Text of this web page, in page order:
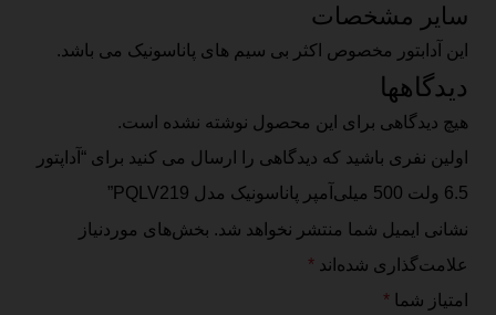
سایر مشخصات
این آدابتور مخصوص اکثر بی سیم های پاناسونیک می باشد.
دیدگاهها
هیچ دیدگاهی برای این محصول نوشته نشده است.
اولین نفری باشید که دیدگاهی را ارسال می کنید برای “آداپتور
6.5 ولت 500 میلی‌آمپر پاناسونیک مدل PQLV219”
نشانی ایمیل شما منتشر نخواهد شد. بخش‌های موردنیاز
علامت‌گذاری شده‌اند *
امتیاز شما *